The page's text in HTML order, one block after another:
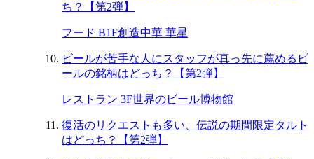
ち？【第2弾】
フード B1F創造中華 華星
ビールが苦手な人にスタッフが真っ先に薦めるビ
ールの銘柄はどっち？【第2弾】
レストラン 3F世界のビール博物館
復活のリクエストも多い、伝説の期間限定タルト
はどっち？【第2弾】